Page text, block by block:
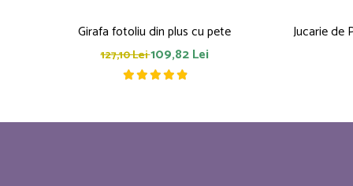
Girafa fotoliu din plus cu pete
127,10 Lei109,82 Lei
Jucarie de